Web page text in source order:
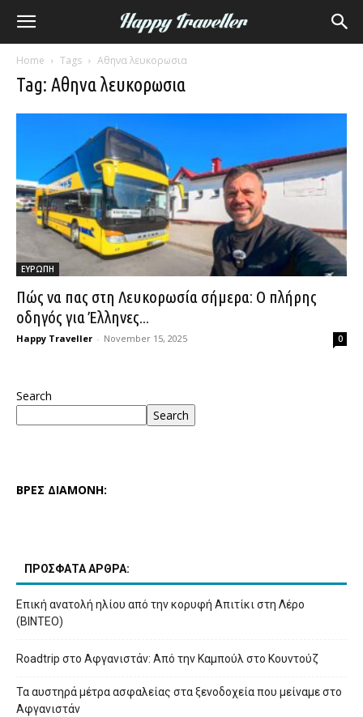
Home Tags Αθηνα λευκορωσια
Tag: Αθηνα λευκορωσια
ΕΥΡΩΠΗ
Πώς να πας στη Λευκορωσία σήμερα: Ο πλήρης
οδηγός για Έλληνες...
Happy Traveller - November 15, 2025 0
Search
Search
ΒΡΕΣ ΔΙΑΜΟΝΗ:
ΠΡΟΣΦΑΤΑ ΑΡΘΡΑ:
Επική ανατολή ηλίου από την κορυφή Απιτίκι στη Λέρο
(ΒΙΝΤΕΟ)
Roadtrip στο Αφγανιστάν: Από την Καμπούλ στο Κουντούζ
Τα αυστηρά μέτρα ασφαλείας στα ξενοδοχεία που μείναμε στο
Αφγανιστάν